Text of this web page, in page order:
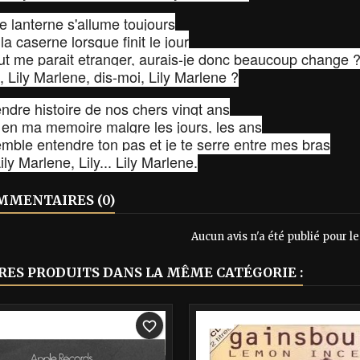
lanterne s'allume toujours
caserne lorsque finit le jour
me parait etranger, aurais-je donc beaucoup change ?
Lily Marlene, dis-moi, Lily Marlene ?
histoire de nos chers vingt ans
ma memoire malgre les jours, les ans
entendre ton pas et je te serre entre mes bras
Marlene, Lily... Lily Marlene.
(0)
Aucun avis n'a été publié pour
PRODUITS DANS LA MÊME CATÉGORIE :
favorite_border